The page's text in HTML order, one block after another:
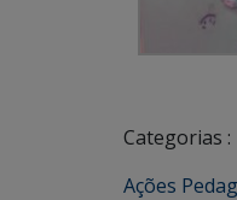
Categorias :
Ações